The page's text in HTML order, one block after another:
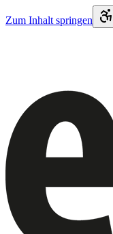
Zum Inhalt springen